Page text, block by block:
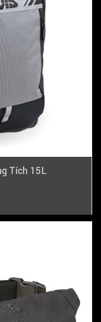
Tích 15L